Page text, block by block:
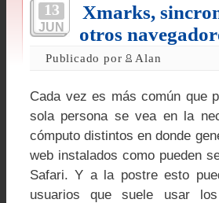
13
JUN
Xmarks,
otros
Publicado por Alan
Cada vez es más común que
sola persona se vea en la
cómputo distintos en donde
web instalados como pueden
Safari. Y a la postre esto
usuarios que suele usar